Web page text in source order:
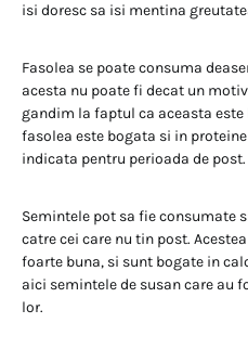
isi doresc sa isi mentina
Fasolea se poate consuma
acesta nu poate fi decat un
gandim la faptul ca aceasta
fasolea este bogata si in
indicata pentru perioada de post.
Semintele pot sa fie consumate
catre cei care nu tin post.
foarte buna, si sunt bogate in
aici semintele de susan care au
lor.